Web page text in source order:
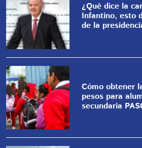
¿Qué dice la
Infantino, esto
de la
Cómo obtener
pesos para
secundaria